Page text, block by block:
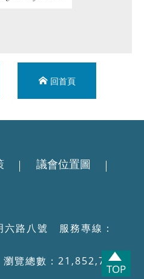
回首頁
議會位置圖
六路八號 服務專線：
覽總數：21,852,784
TOP